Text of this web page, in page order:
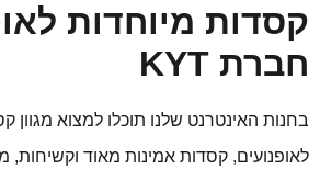
קסדות מיוחדות
חברת KYT
בחנות האינטרנט שלנו תוכלו למצוא מגוון
לאופנועים, קסדות אמינות מאוד וקשיחות,